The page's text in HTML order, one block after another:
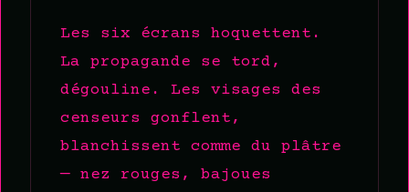
Les six écrans hoquettent.
La propagande se tord,
dégouline. Les visages des
censeurs gonflent,
blanchissent comme du plâtre
— nez rouges, bajoues